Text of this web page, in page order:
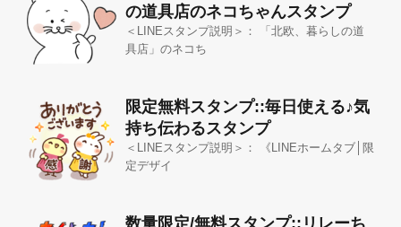
の道具店のネコちゃんスタンプ
＜LINEスタンプ説明＞： 「北欧、暮らしの道
具店」のネコち
限定無料スタンプ::毎日使える♪気
持ち伝わるスタンプ
＜LINEスタンプ説明＞： 《LINEホームタブ│限
定デザイ
数量限定/無料スタンプ::リレーち